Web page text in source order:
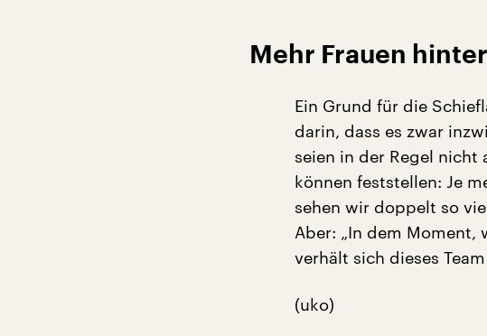
Mehr Frauen
Ein Grund für die
darin, dass es zwar
seien in der Regel nicht
können feststellen: Je
sehen wir doppelt so
Aber: „In dem Moment,
verhält sich dieses
(uko)